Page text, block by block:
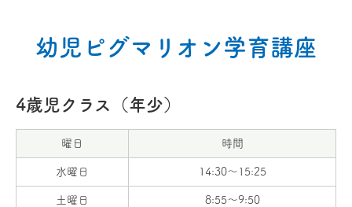
幼児ピグマリオン学育講座
4歳児クラス（年少）
曜日 時間
水曜日 14:30～15:25
土曜日 8:55～9:50